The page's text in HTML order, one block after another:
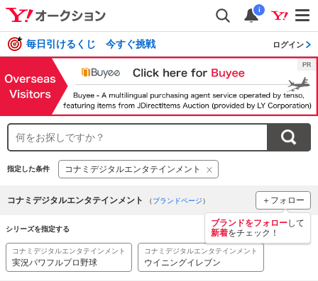
i
毎日引けるくじ 今すぐ挑戦 ログイン
指定した条件 コナミデジタルエンタテインメント
コナミデジタルエンタテインメント （ブランドページ） ＋フォロー
ブランドをフォローして
新着をチェック！
シリーズを指定する
コナミデジタルエンタテインメント
実況パワフルプロ野球
コナミデジタルエンタテインメント
ウイニングイレブン